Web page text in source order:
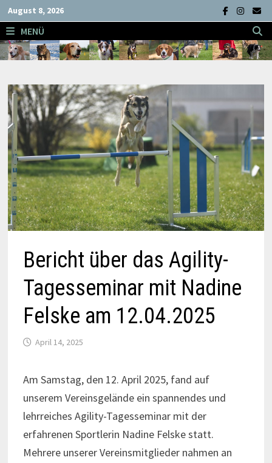
Zum
Inhalt
springen
August 8, 2026
MENÜ
Bericht über das Agility-
Tagesseminar mit Nadine
Felske am 12.04.2025
April 14, 2025
Am Samstag, den 12. April 2025, fand auf
unserem Vereinsgelände ein spannendes und
lehrreiches Agility-Tagesseminar mit der
erfahrenen Sportlerin Nadine Felske statt.
Mehrere unserer Vereinsmitglieder nahmen an